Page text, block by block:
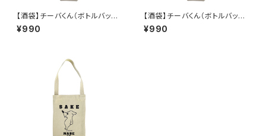
【酒袋】チーバくん（ボトルバッグ、
ワインバッグ、ラッピングバッグ）
Design1
¥990
【酒袋】チーバくん（ボトルバッグ、
ワインバッグ、ラッピングバッグ）
Design2
¥990